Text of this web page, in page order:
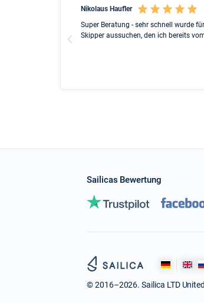
Nikolaus Haufler
Super Beratung - sehr schnell wurde
Skipper aussuchen, den ich bereits
Sailicas Bewertung
© 2016–2026. Sailica LTD